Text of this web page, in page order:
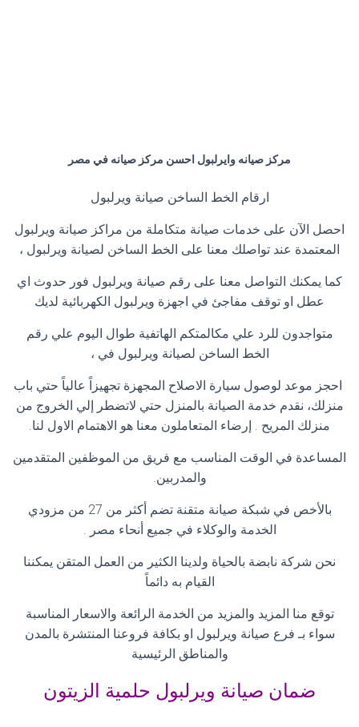
مركز صيانه وايرلبول احسن مركز صيانه في مصر
ارقام الخط الساخن صيانة ويرلبول
احصل الآن على خدمات صيانة متكاملة من مراكز صيانة ويرلبول
المعتمدة عند تواصلك معنا على الخط الساخن لصيانة ويرلبول ،
كما يمكنك التواصل معنا على رقم صيانة ويرلبول فور حدوث اي
عطل او توقف مفاجئ في اجهزة ويرلبول الكهربائية لديك
متواجدون للرد علي مكالمتكم الهاتفية طوال اليوم علي رقم
الخط الساخن لصيانة ويرلبول في ،
احجز موعد لوصول سيارة الاصلاح المجهزة تجهيزاً عالياً حتي باب
منزلك، نقدم خدمة الصيانة بالمنزل حتي لاتضطر إلي الخروج من
منزلك المريح . إرضاء المتعاملون معنا هو الاهتمام الاول لنا.
المساعدة في الوقت المناسب مع فريق من الموظفين المتقدمين
والمدربين.
بالأخص في شبكة صيانة متقنة تضم أكثر من 27 من مزودي
الخدمة والوكلاء في جميع أنحاء مصر .
نحن شركة نابضة بالحياة ولدينا الكثير من العمل المتقن يمكننا
القيام به دائماً
توقع منا المزيد والمزيد من الخدمة الرائعة والاسعار المناسبة
سواء بـ فرع صيانة ويرلبول او بكافة فروعنا المنتشرة بالمدن
والمناطق الرئيسية
ضمان صيانة ويرلبول حلمية الزيتون